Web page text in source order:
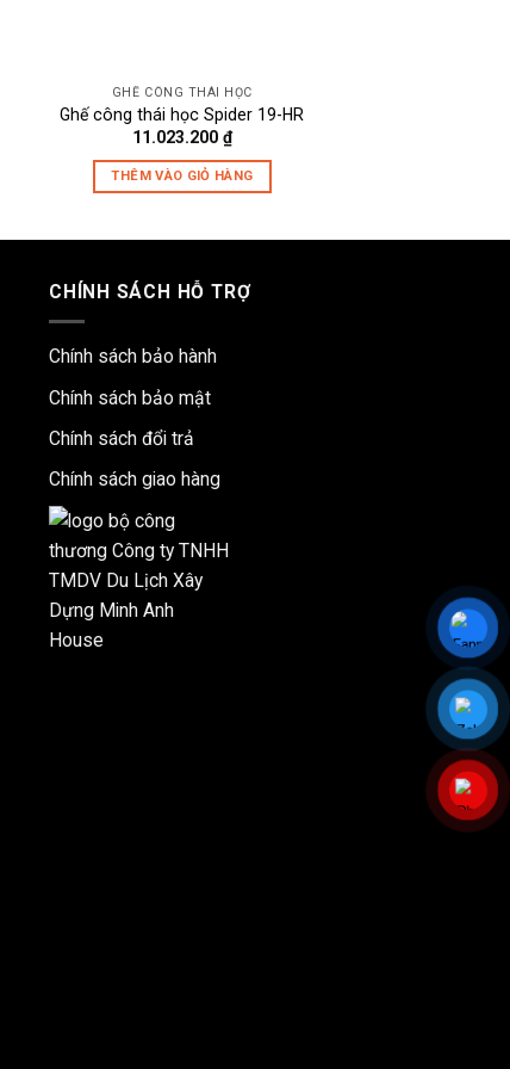
GHẾ CÔNG THÁI HỌC
Ghế công thái học Spider 19-HR
11.023.200 ₫
THÊM VÀO GIỎ HÀNG
CHÍNH SÁCH HỖ TRỢ
Chính sách bảo hành
Chính sách bảo mật
Chính sách đổi trả
Chính sách giao hàng